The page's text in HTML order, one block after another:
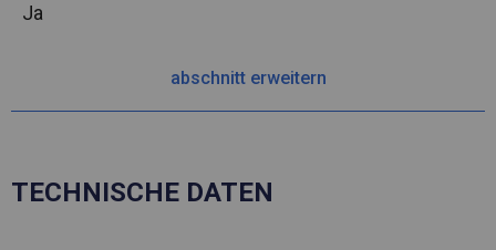
Ja
abschnitt erweitern
TECHNISCHE DATEN